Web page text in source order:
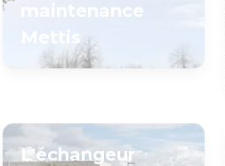
maintenance
Mettis
L'échangeur